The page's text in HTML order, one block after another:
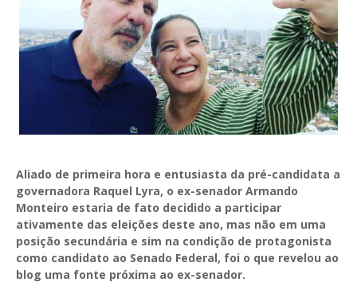
Aliado de primeira hora e entusiasta da pré-candidata a
governadora Raquel Lyra, o ex-senador Armando
Monteiro estaria de fato decidido a participar
ativamente das eleições deste ano, mas não em uma
posição secundária e sim na condição de protagonista
como candidato ao Senado Federal, foi o que revelou ao
blog uma fonte próxima ao ex-senador.